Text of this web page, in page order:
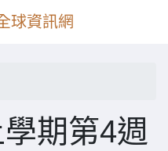
球資訊網
期第4週